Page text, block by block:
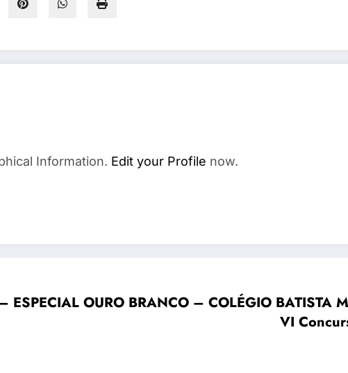
Information. Edit your Profile now.
ESPECIAL OURO BRANCO – COLÉGIO BATISTA
VI